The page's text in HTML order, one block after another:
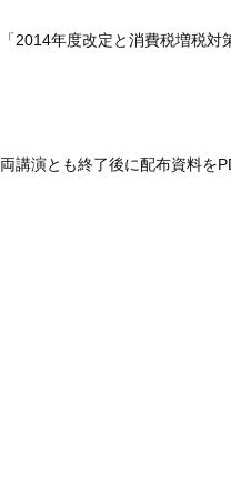
「2014年度改定と消費税増税対
両講演とも終了後に配布資料を